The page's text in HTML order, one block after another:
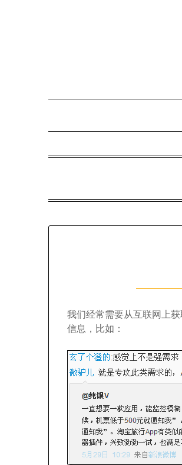
我们经常需要从互联网上
信息，比如：